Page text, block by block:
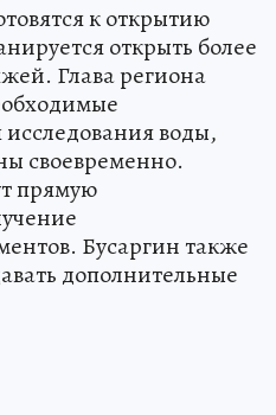
к открытию
открыть более
Глава региона
воды,
своевременно.
прямую
Бусаргин также
дополнительные